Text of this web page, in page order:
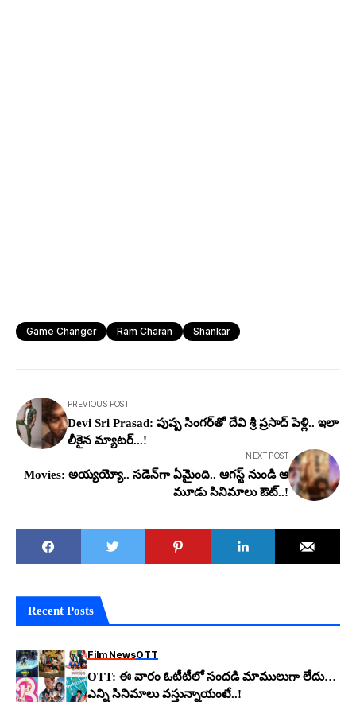
Game Changer Ram Charan Shankar
PREVIOUS POST
Devi Sri Prasad: పుష్ప సింగ‌ర్‌తో దేవి శ్రీ ప్ర‌సాద్ పెళ్లి.. ఇలా
లీకైన మ్యాట‌ర్...!
NEXT POST
Movies: అయ్య‌య్యో.. స‌డెన్‌గా ఏమైంది.. ఆగ‌స్ట్ నుండి ఆ
మూడు సినిమాలు ఔట్..!
Recent Posts
Film NewsOTT
OTT: ఈ వారం ఓటీటీలో సంద‌డి మాములుగా లేదు…
ఎన్ని సినిమాలు వ‌స్తున్నాయంటే..!